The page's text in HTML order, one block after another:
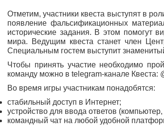
Отметим, участники квеста выступят в
появление фальсификационных
исторические задания. В этом помогут
мира. Ведущим квеста станет член
Специальным гостем выступит
Чтобы принять участие необходимо
команду можно в telegram-канале Квеста:
Во время игры участникам понадобятся:
стабильный доступ в Интернет;
устройство для ввода ответов
командный чат на любой удобной